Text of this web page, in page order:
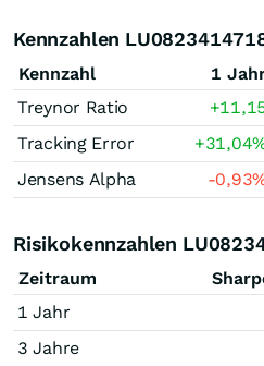
Kennzahlen
Kennzahl 1
Treynor Ratio
Tracking Error
+31,04
Jensens Alpha
-0,93
Risikokennzahlen
Zeitraum
1 Jahr
3 Jahre